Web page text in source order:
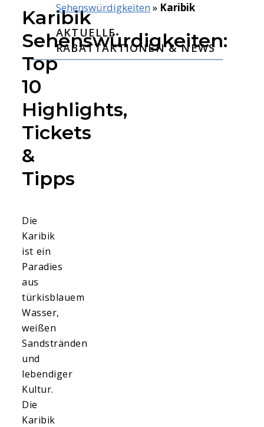
Karibik
Sehenswürdigkeiten:
Top
10
Highlights,
Tickets
&
Tipps
Die
Karibik
ist ein
Paradies
aus
türkisblauem
Wasser,
weißen
Sandstränden
und
lebendiger
Kultur.
Die
Karibik
Sehenswürdigkeiten » Karibik
AKTUELLE
RABATTAKTIONEN & NEWS